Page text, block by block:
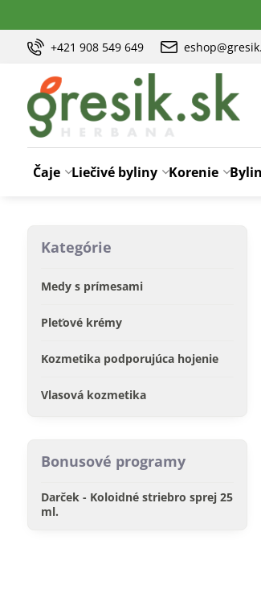
+421 908 549 649
Čaje Liečivé byliny Korenie
Kategórie
Medy s prímesami
Pleťové krémy
Kozmetika podporujúca hojenie
Vlasová kozmetika
Bonusové programy
Darček - Koloidné striebro sprej 25
ml.